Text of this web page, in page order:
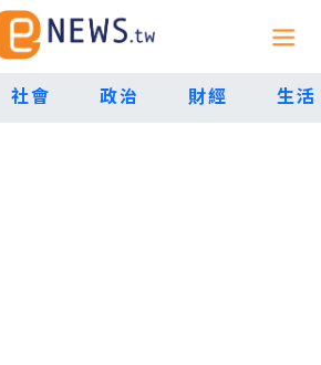
社會 政治 財經 生活